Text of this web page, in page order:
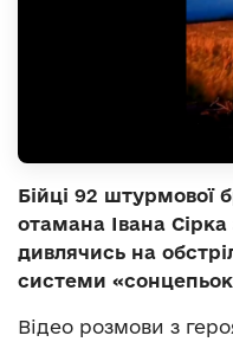
Бійці 92 штурмової
отамана Івана
дивлячись на
системи
Відео розмови з